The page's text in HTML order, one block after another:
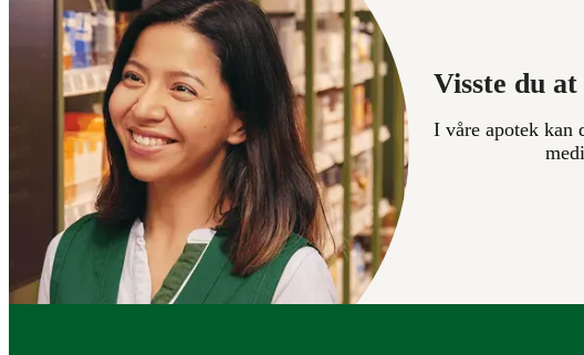
Visste du
I våre apotek kan